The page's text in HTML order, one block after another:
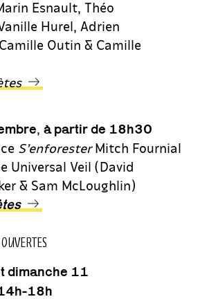
Esnault, Théo
Hurel, Adrien
Outin & Camille
à partir de 18h30
S’enforesterMitch Fournial
Universal Veil (David
& Sam McLoughlin)
dimanche 11
18h